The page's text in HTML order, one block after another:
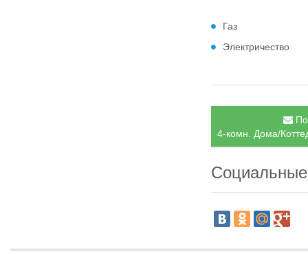
Газ
Электричество
4-комн. Дома/